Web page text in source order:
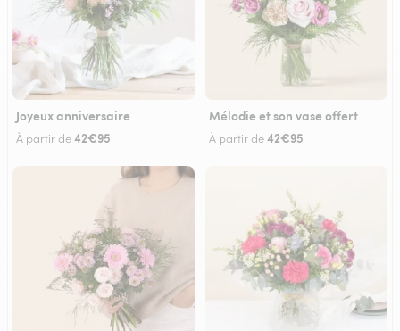
Joyeux anniversaire
À partir de42€95
Mélodie et son vase offert
À partir de42€95